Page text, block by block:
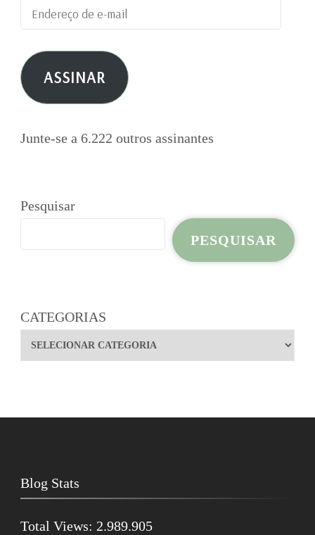
Endereço
de
e-
mail ASSINAR
Junte-se a 6.222 outros assinantes
Pesquisar
PESQUISAR
CATEGORIAS
Blog Stats
Total Views: 2.989.905